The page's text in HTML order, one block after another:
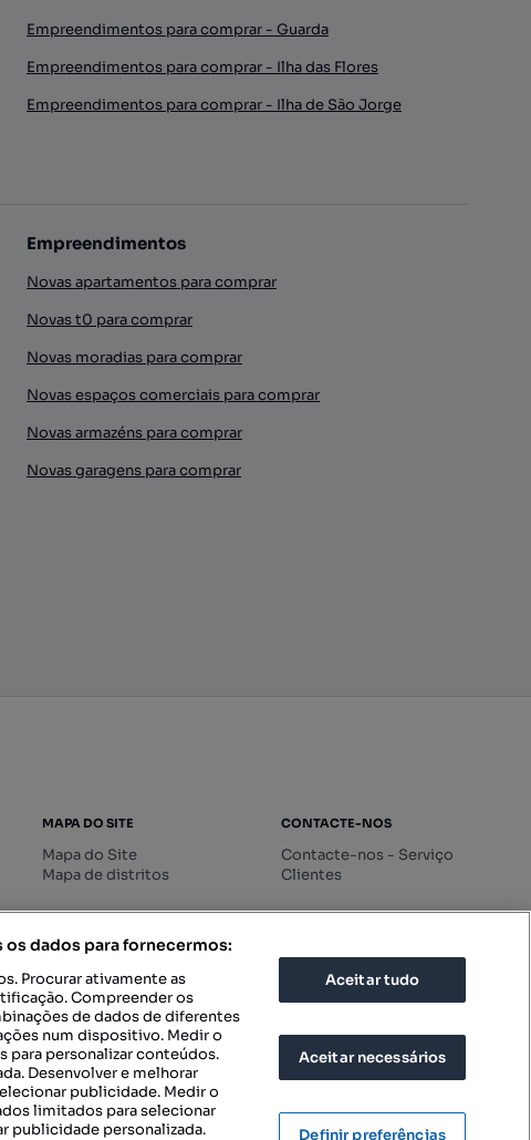
Empreendimentos para comprar - Guarda
Empreendimentos para comprar - Ilha das Flores
Empreendimentos para comprar - Ilha de São Jorge
Empreendimentos
Novas apartamentos para comprar
Novas t0 para comprar
Novas moradias para comprar
Novas espaços comerciais para comprar
Novas armazéns para comprar
Novas garagens para comprar
MAPA DO SITE
Mapa do Site
Mapa de distritos
CONTACTE-NOS
Contacte-nos - Serviço
Clientes
dados para fornecermos:
Procurar ativamente as
Compreender os
de dados de diferentes
num dispositivo. Medir o
para personalizar conteúdos.
Desenvolver e melhorar
publicidade. Medir o
limitados para selecionar
publicidade personalizada.
Aceitar tudo
Aceitar necessários
Definir preferências